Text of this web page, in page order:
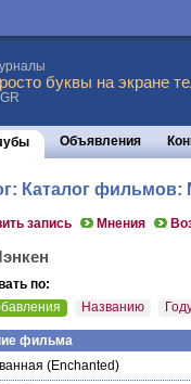
буквы на экране
Объявления
Каталог фильмов:
запись Мнения
по:
Названию
фильма
(Enchanted)